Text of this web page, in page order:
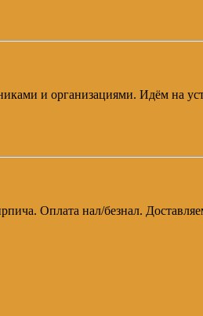
и организациями. Идём на
Оплата нал/безнал.